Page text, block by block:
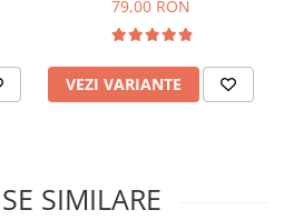
79,00 RON
VEZI VARIANTE
SIMILARE